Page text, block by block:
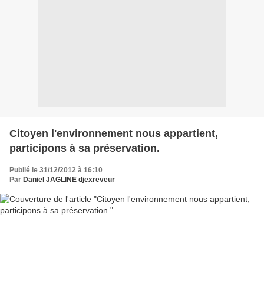
Citoyen l'environnement nous appartient,
participons à sa préservation.
Publié le 31/12/2012 à 16:10
Par Daniel JAGLINE djexreveur